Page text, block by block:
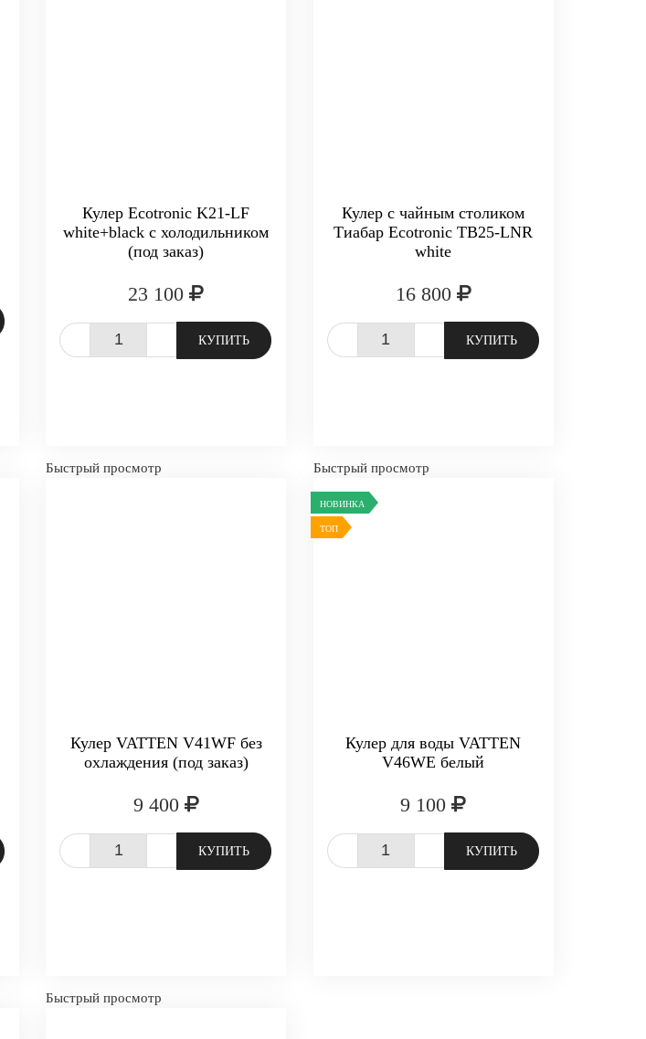
Кулер Ecotronic K21-LF
white+black с холодильником
(под заказ)
23 100
КУПИТЬ
Кулер с чайным столиком
Тиабар Ecotronic TB25-LNR
white
16 800
КУПИТЬ
Быстрый просмотр
Кулер VATTEN V41WF без
охлаждения (под заказ)
9 400
КУПИТЬ
Быстрый просмотр
НОВИНКА
ТОП
Кулер для воды VATTEN
V46WE белый
9 100
КУПИТЬ
Быстрый просмотр